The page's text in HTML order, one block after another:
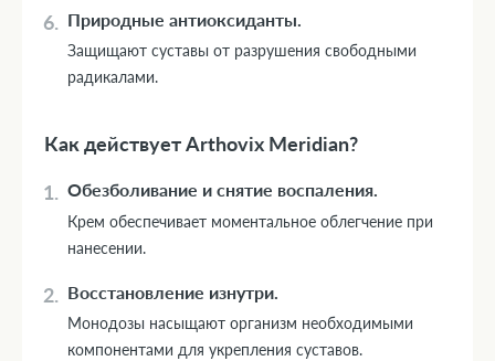
Природные антиоксиданты.
Защищают суставы от разрушения свободными
радикалами.
Как действует Arthovix Meridian?
Обезболивание и снятие воспаления.
Крем обеспечивает моментальное облегчение при
нанесении.
Восстановление изнутри.
Монодозы насыщают организм необходимыми
компонентами для укрепления суставов.